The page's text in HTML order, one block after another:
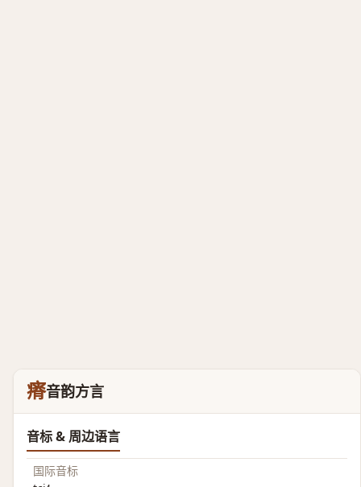
瘠音韵方言
音标 & 周边语言
国际音标